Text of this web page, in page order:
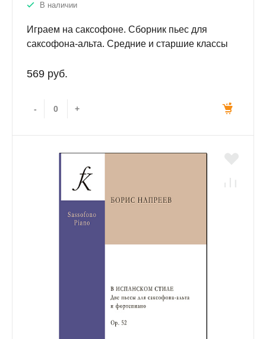
В наличии
Играем на саксофоне. Сборник пьес для
саксофона-альта. Средние и старшие классы
569 руб.
- +